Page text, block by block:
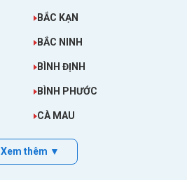
BẮC KẠN
BẮC NINH
BÌNH ĐỊNH
BÌNH PHƯỚC
CÀ MAU
Xem thêm ▼